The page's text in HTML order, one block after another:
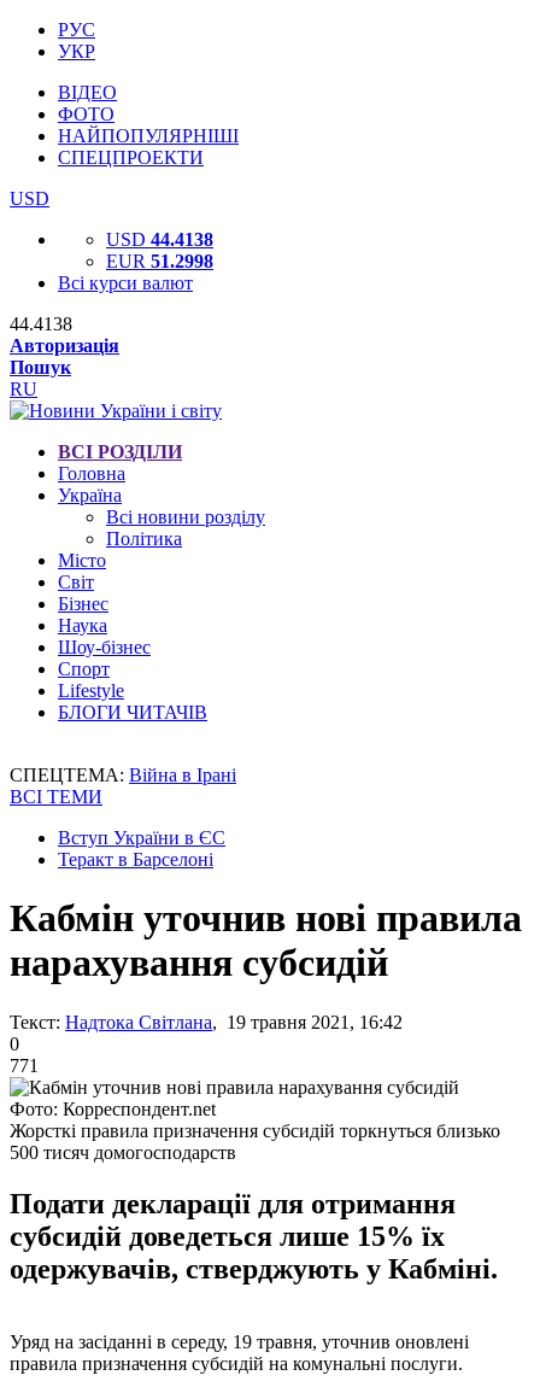
РУС
УКР
ВІДЕО
ФОТО
НАЙПОПУЛЯРНІШІ
СПЕЦПРОЕКТИ
USD
USD 44.4138
EUR 51.2998
Всі курси валют
44.4138
Авторизація
Пошук
RU
ВСІ РОЗДІЛИ
Головна
Україна
Всі новини розділу
Політика
Місто
Світ
Бізнес
Наука
Шоу-бізнес
Спорт
Lifestyle
БЛОГИ ЧИТАЧІВ
СПЕЦТЕМА: Війна в Ірані
ВСІ ТЕМИ
Вступ України в ЄС
Теракт в Барселоні
Кабмін уточнив нові правила
нарахування субсидій
Текст: Надтока Світлана, 19 травня 2021, 16:42
0
771
Фото: Корреспондент.net
Жорсткі правила призначення субсидій торкнуться близько
500 тисяч домогосподарств
Подати декларації для отримання
субсидій доведеться лише 15% їх
одержувачів, стверджують у Кабміні.
Уряд на засіданні в середу, 19 травня, уточнив оновлені
правила призначення субсидій на комунальні послуги.